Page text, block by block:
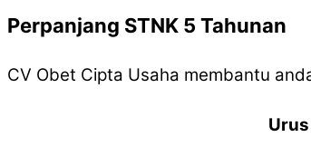
Perpanjang STNK 5 Tahunan
CV Obet Cipta Usaha membantu